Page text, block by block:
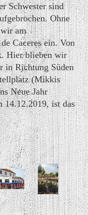
Schwester sind
Ohne
am
Caceres ein. Von
Hier blieben wir
in Richtung Süden
(Mikkis
Neue Jahr
14.12.2019, ist das